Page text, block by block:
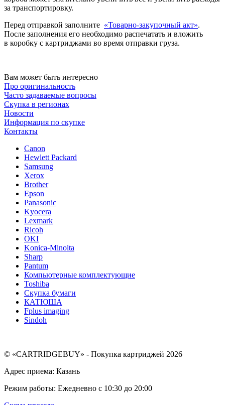
за транспортировку.
Перед отправкой заполните «Товарно-закупочный акт».
После заполнения его необходимо распечатать и вложить
в коробку с картриджами во время отправки груза.
Вам может быть интересно
Про оригинальность
Часто задаваемые вопросы
Скупка в регионах
Новости
Информация по скупке
Контакты
Canon
Hewlett Packard
Samsung
Xerox
Brother
Epson
Panasonic
Kyocera
Lexmark
Ricoh
OKI
Konica-Minolta
Sharp
Pantum
Компьютерные комплектующие
Toshiba
Скупка бумаги
КАТЮША
Fplus imaging
Sindoh
© «CARTRIDGEBUY» - Покупка картриджей 2026
Адрес приема: Казань
Режим работы: Ежедневно с 10:30 до 20:00